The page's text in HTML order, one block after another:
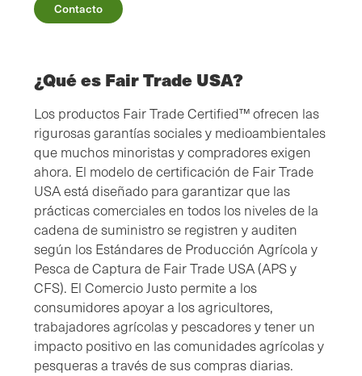
Contacto
¿Qué es Fair Trade USA?
Los productos Fair Trade Certified™ ofrecen las
rigurosas garantías sociales y medioambientales
que muchos minoristas y compradores exigen
ahora. El modelo de certificación de Fair Trade
USA está diseñado para garantizar que las
prácticas comerciales en todos los niveles de la
cadena de suministro se registren y auditen
según los Estándares de Producción Agrícola y
Pesca de Captura de Fair Trade USA (APS y
CFS). El Comercio Justo permite a los
consumidores apoyar a los agricultores,
trabajadores agrícolas y pescadores y tener un
impacto positivo en las comunidades agrícolas y
pesqueras a través de sus compras diarias.